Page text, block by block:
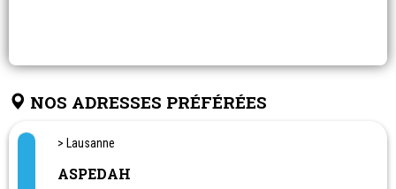
NOS ADRESSES PRÉFÉRÉES
> Lausanne
ASPEDAH